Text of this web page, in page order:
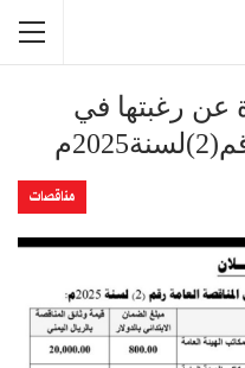
عن رغبتها في
مناقصات